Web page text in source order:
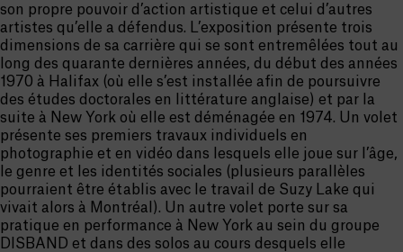
son propre pouvoir d’action artistique et celui d’autres
artistes qu’elle a défendus. L’exposition présente trois
dimensions de sa carrière qui se sont entremêlées tout au
long des quarante dernières années, du début des années
1970 à Halifax (où elle s’est installée afin de poursuivre
des études doctorales en littérature anglaise) et par la
suite à New York où elle est déménagée en 1974. Un volet
présente ses premiers travaux individuels en
photographie et en vidéo dans lesquels elle joue sur l’âge,
le genre et les identités sociales (plusieurs parallèles
pourraient être établis avec le travail de Suzy Lake qui
vivait alors à Montréal). Un autre volet porte sur sa
pratique en performance à New York au sein du groupe
DISBAND et dans des solos au cours desquels elle